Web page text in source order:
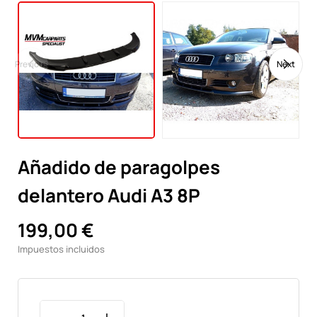
Previous Next
Añadido de paragolpes
delantero Audi A3 8P
199,00 €
Impuestos incluidos